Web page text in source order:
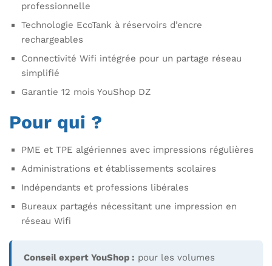
professionnelle
Technologie EcoTank à réservoirs d’encre
rechargeables
Connectivité Wifi intégrée pour un partage réseau
simplifié
Garantie 12 mois YouShop DZ
Pour qui ?
PME et TPE algériennes avec impressions régulières
Administrations et établissements scolaires
Indépendants et professions libérales
Bureaux partagés nécessitant une impression en
réseau Wifi
Conseil expert YouShop : pour les volumes